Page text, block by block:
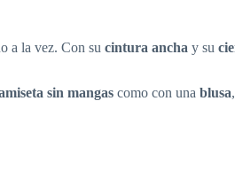
a la vez. Con su cintura ancha y su
sin mangas como con una blusa